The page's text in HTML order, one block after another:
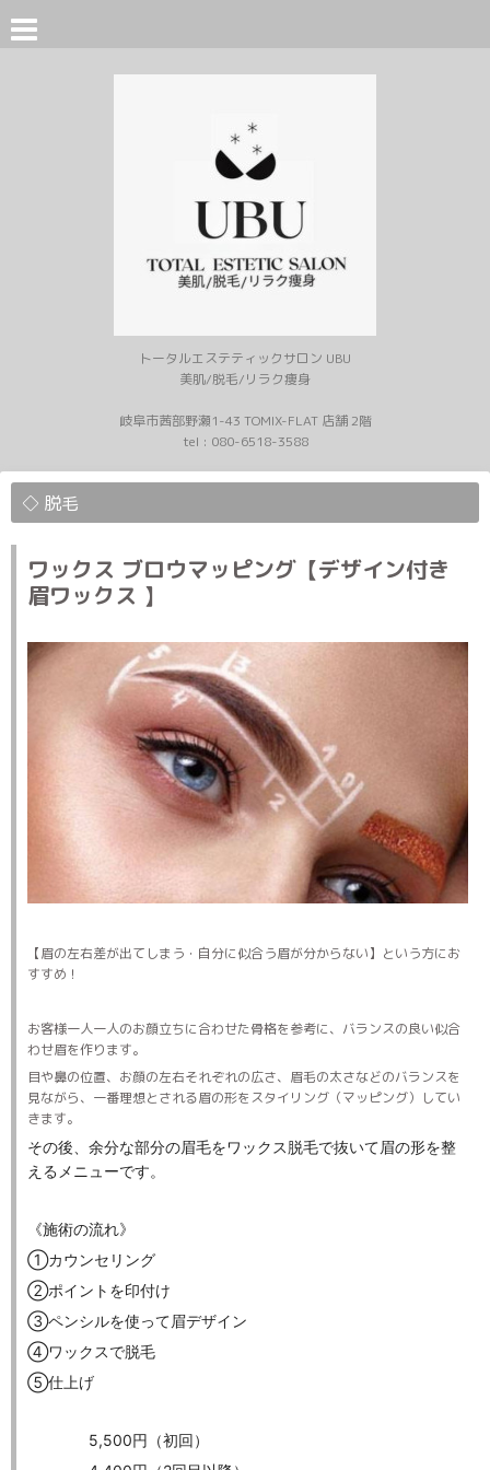
トータルエステティックサロン UBU
美肌/脱毛/リラク痩身
岐阜市茜部野瀬1-43 TOMIX-FLAT 店舗 2階
tel : 080-6518-3588
◇ 脱毛
ワックス ブロウマッピング【デザイン付き
眉ワックス 】
【眉の左右差が出てしまう・自分に似合う眉が分からない】という方にお
すすめ！
お客様一人一人のお顔立ちに合わせた骨格を参考に、バランスの良い似合
わせ眉を作ります。
目や鼻の位置、お顔の左右それぞれの広さ、眉毛の太さなどのバランスを
見ながら、一番理想とされる眉の形をスタイリング（マッピング）してい
きます。
その後、余分な部分の眉毛をワックス脱毛で抜いて眉の形を整
えるメニューです。
《施術の流れ》
①カウンセリング
②ポイントを印付け
③ペンシルを使って眉デザイン
④ワックスで脱毛
⑤仕上げ
5,500円（初回）